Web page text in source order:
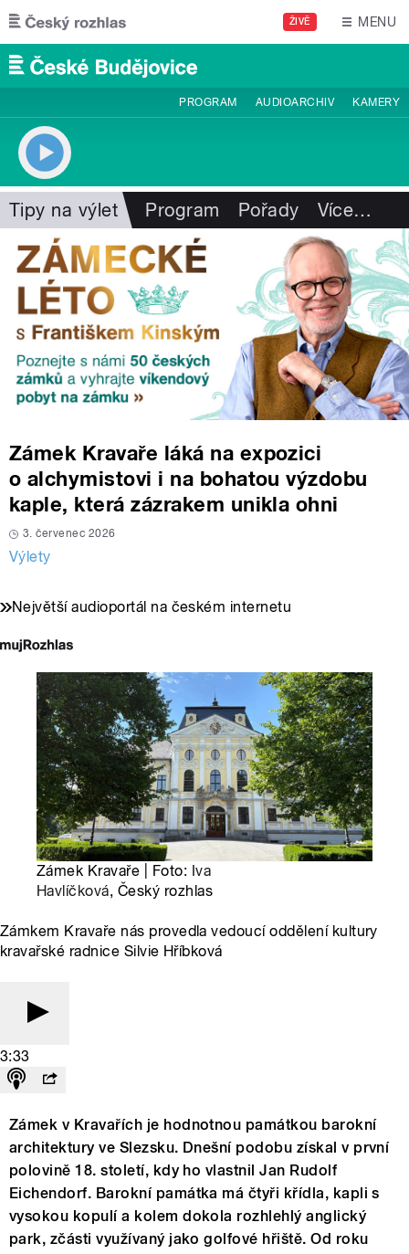
Přejít k hlavnímu obsahu
ŽIVĚ MENU
PROGRAM AUDIOARCHIV KAMERY
Tipy na výlet Program Pořady Více…
Zámek Kravaře láká na expozici
o alchymistovi i na bohatou výzdobu
kaple, která zázrakem unikla ohni
3. červenec 2026
Výlety
Největší audioportál na českém internetu
Zámek Kravaře | Foto: Iva
Havlíčková, Český rozhlas
Zámkem Kravaře nás provedla vedoucí oddělení kultury
kravařské radnice Silvie Hříbková
3:33
Zámek v Kravařích je hodnotnou památkou barokní
architektury ve Slezsku. Dnešní podobu získal v první
polovině 18. století, kdy ho vlastnil Jan Rudolf
Eichendorf. Barokní památka má čtyři křídla, kapli s
vysokou kopulí a kolem dokola rozhlehlý anglický
park, zčásti využívaný jako golfové hřiště. Od roku